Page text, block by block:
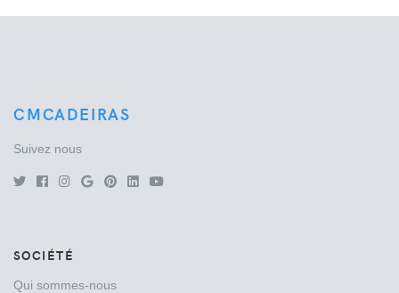
CMCADEIRAS
Suivez nous
SOCIÉTÉ
Qui sommes-nous